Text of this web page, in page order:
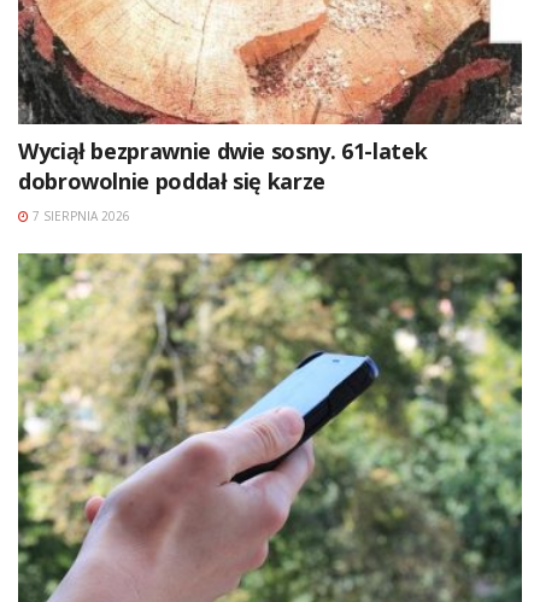
Wyciął bezprawnie dwie sosny. 61-latek
dobrowolnie poddał się karze
7 SIERPNIA 2026